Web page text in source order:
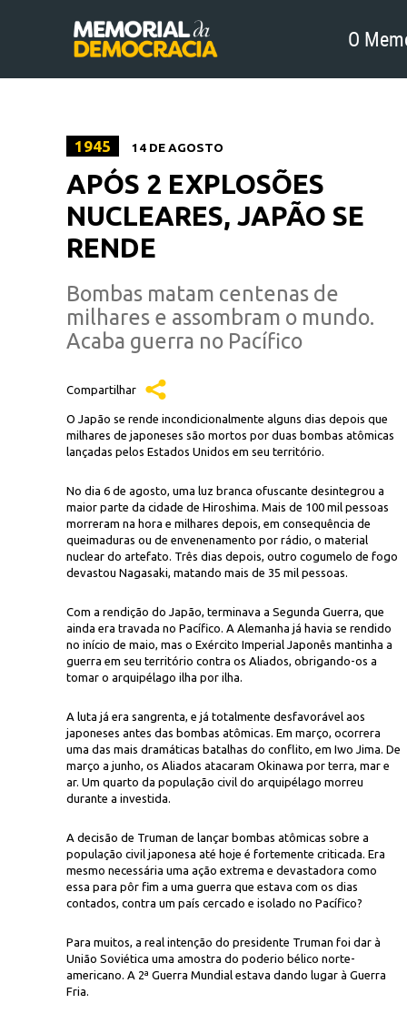
O
1945 14 DE AGOSTO
APÓS 2 EXPLOSÕES
NUCLEARES, JAPÃO SE
RENDE
Bombas matam centenas de
milhares e assombram o mundo.
Acaba guerra no Pacífico
Compartilhar
O Japão se rende incondicionalmente alguns dias depois que
milhares de japoneses são mortos por duas bombas atômicas
lançadas pelos Estados Unidos em seu território.
No dia 6 de agosto, uma luz branca ofuscante desintegrou a
maior parte da cidade de Hiroshima. Mais de 100 mil pessoas
morreram na hora e milhares depois, em consequência de
queimaduras ou de envenenamento por rádio, o material
nuclear do artefato. Três dias depois, outro cogumelo de fogo
devastou Nagasaki, matando mais de 35 mil pessoas.
Com a rendição do Japão, terminava a Segunda Guerra, que
ainda era travada no Pacífico. A Alemanha já havia se rendido
no início de maio, mas o Exército Imperial Japonês mantinha a
guerra em seu território contra os Aliados, obrigando-os a
tomar o arquipélago ilha por ilha.
A luta já era sangrenta, e já totalmente desfavorável aos
japoneses antes das bombas atômicas. Em março, ocorrera
uma das mais dramáticas batalhas do conflito, em Iwo Jima. De
março a junho, os Aliados atacaram Okinawa por terra, mar e
ar. Um quarto da população civil do arquipélago morreu
durante a investida.
A decisão de Truman de lançar bombas atômicas sobre a
população civil japonesa até hoje é fortemente criticada. Era
mesmo necessária uma ação extrema e devastadora como
essa para pôr fim a uma guerra que estava com os dias
contados, contra um país cercado e isolado no Pacífico?
Para muitos, a real intenção do presidente Truman foi dar à
União Soviética uma amostra do poderio bélico norte-
americano. A 2ª Guerra Mundial estava dando lugar à Guerra
Fria.
visto de Koyagi-jima, a cerca de 10 km do local da explosão, em 9
Nagasaki Atomic Bomb